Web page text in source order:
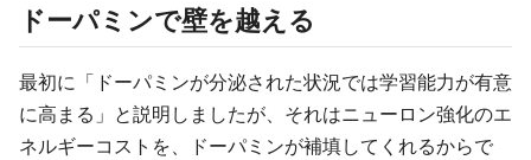
ドーパミンで壁を越える
最初に「ドーパミンが分泌された状況では学習能力が有意
に高まる」と説明しましたが、それはニューロン強化のエ
ネルギーコストを、ドーパミンが補填してくれるからで